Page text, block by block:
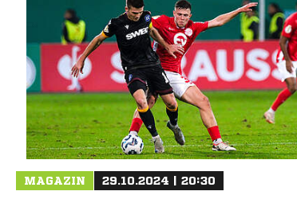
MAGAZIN 29.10.2024 | 20:30